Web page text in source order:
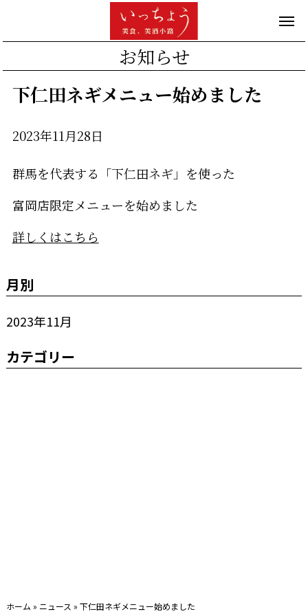
お知らせ
下仁田ネギメニュー始めました
2023年11月28日
群馬を代表する「下仁田ネギ」を使った
富岡店限定メニューを始めました
詳しくはこちら
月別
2023年11月
カテゴリー
ホーム » ニュース »下仁田ネギメニュー始めました